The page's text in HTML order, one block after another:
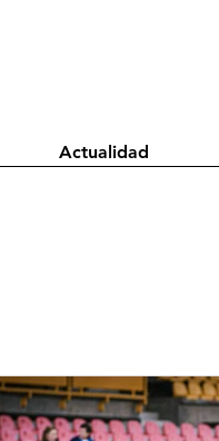
Actualidad